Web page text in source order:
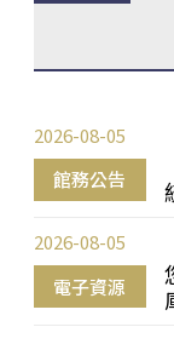
館務公告
2026-08-05
電子資源
2026-08-05